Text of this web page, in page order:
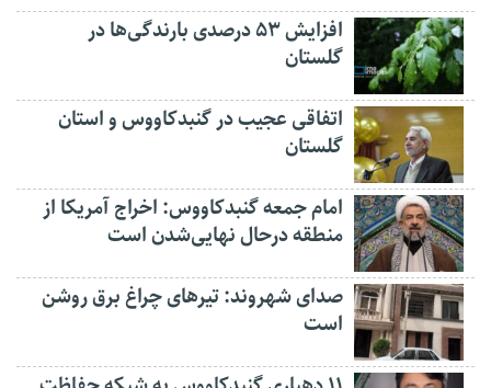
افزایش ۵۳ درصدی بارندگی‌ها در
گلستان
اتفاقی عجیب در‌ گنبدکاووس و استان
گلستان
امام جمعه گنبدکاووس: اخراج آمریکا از
منطقه درحال نهایی‌شدن است
صدای شهروند: تیرهای چراغ برق روشن
است